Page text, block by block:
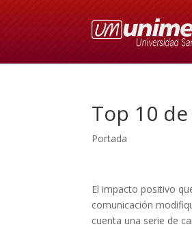
Top 10
Portada
El impacto positivo
comunicación
cuenta una serie de